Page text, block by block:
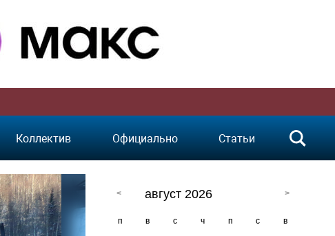
Коллектив Официально Статьи
август 2026
п в с ч п с в